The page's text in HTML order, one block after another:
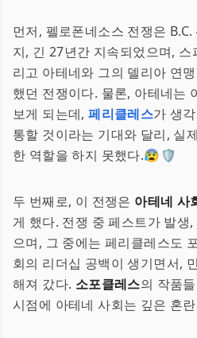
먼저, 펠로폰네소스 전쟁은
지, 긴 27년간 지속되었으며,
리고 아테네와 그의 델리아 연
했던 전쟁이다. 물론, 아테네는
보게 되는데,페리클레스가 생
통할 것이라는 기대와 달리, 실
한 역할을 하지 못했다.😰🛡️
두 번째로, 이 전쟁은 아테네 사
게 했다. 전쟁 중 페스트가 발생
으며, 그 중에는 페리클레스도
회의 리더십 공백이 생기면서,
해져 갔다. 소포클레스의 작품
시점에 아테네 사회는 깊은 혼